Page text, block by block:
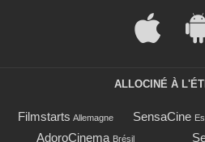
ALLOCINÉ À
Filmstarts Allemagne SensaCine
AdoroCinema Brésil